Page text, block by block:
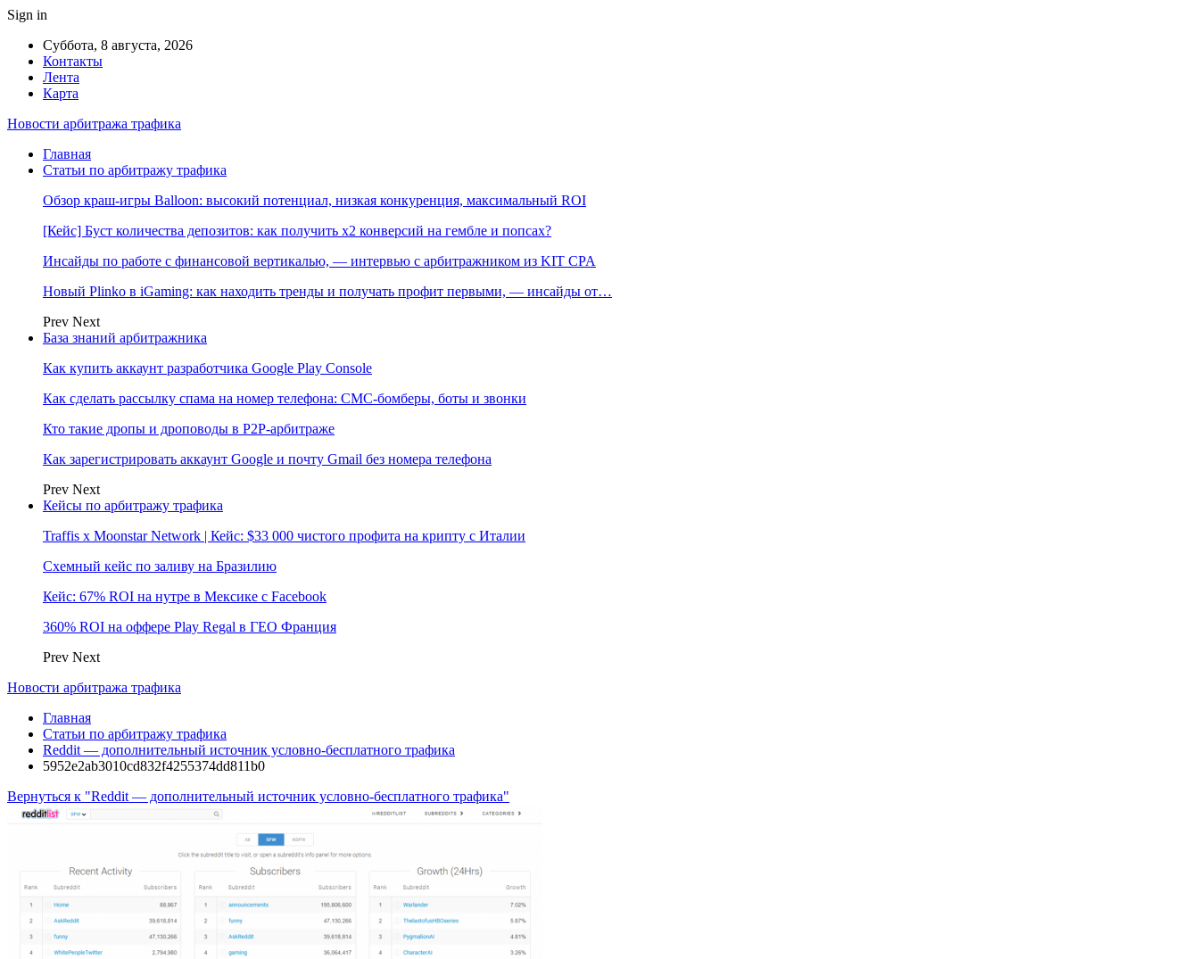
Sign in
Суббота, 8 августа, 2026
Контакты
Лента
Карта
Новости арбитража трафика
Главная
Статьи по арбитражу трафика
Обзор краш-игры Balloon: высокий потенциал, низкая конкуренция, максимальный ROI
[Кейс] Буст количества депозитов: как получить х2 конверсий на гембле и попсах?
Инсайды по работе с финансовой вертикалью, — интервью с арбитражником из KIT CPA
Новый Plinko в iGaming: как находить тренды и получать профит первыми, — инсайды от…
Prev Next
База знаний арбитражника
Как купить аккаунт разработчика Google Play Console
Как сделать рассылку спама на номер телефона: СМС-бомберы, боты и звонки
Кто такие дропы и дроповоды в P2P-арбитраже
Как зарегистрировать аккаунт Google и почту Gmail без номера телефона
Prev Next
Кейсы по арбитражу трафика
Traffis x Moonstar Network | Кейс: $33 000 чистого профита на крипту с Италии
Схемный кейс по заливу на Бразилию
Кейс: 67% ROI на нутре в Мексике с Facebook
360% ROI на оффере Play Regal в ГЕО Франция
Prev Next
Новости арбитража трафика
Главная
Статьи по арбитражу трафика
Reddit — дополнительный источник условно-бесплатного трафика
5952e2ab3010cd832f4255374dd811b0
Вернуться к "Reddit — дополнительный источник условно-бесплатного трафика"